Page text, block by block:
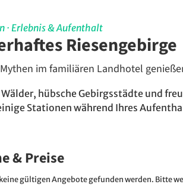
· Erlebnis & Aufenthalt
Riesengebirge
im familiären Landhotel
hübsche Gebirgsstädte und
Stationen während Ihres
& Preise
gültigen Angebote gefunden werden. Bitte